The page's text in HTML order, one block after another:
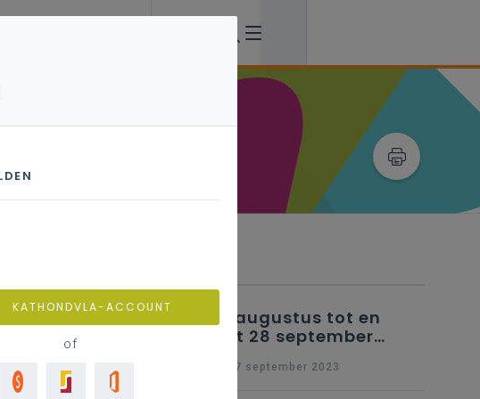
25 augustus tot en
met 28 september
vragen
wo 27 september 2023
KATHONDVLA-ACCOUNT
of